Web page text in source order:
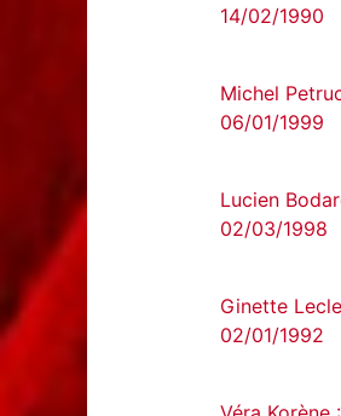
14/02/1990
Michel
06/01/1999
Lucien
02/03/1998
Ginette
02/01/1992